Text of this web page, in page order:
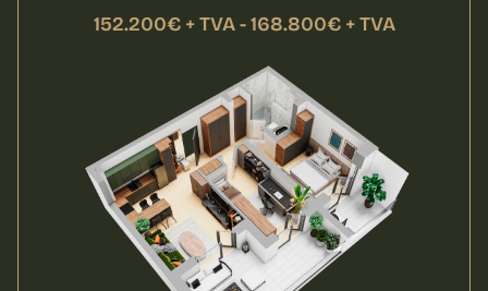
152.200€ + TVA - 168.800€ + TVA